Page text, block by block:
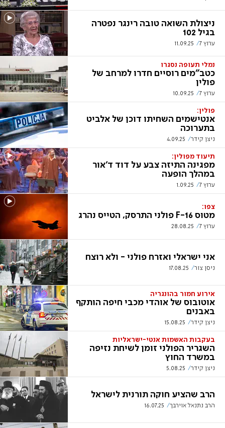
ניצולת השואה טובה רינגר נפטרה
בגיל 102
ערוץ 7 11.09.25
נמלי תעופה נסגרו
כטב"מים רוסיים חדרו למרחב של
פולין
ערוץ 7 10.09.25
פולין:
אנטישמים השחיתו דוכן של אלביט
בתערוכה
ניצן קידר 4.09.25
תיעוד מפולין:
מפגינה התיזה צבע על דוד ד'אור
במהלך הופעה
ערוץ 7 1.09.25
צפו:
מטוס F-16 פולני התרסק, הטייס נהרג
ערוץ 7 28.08.25
אני ישראלי ואזרח פולני - ולא רוצח
ניסן צור 17.08.25
אירוע חמור בהונגריה
אוטובוס של אוהדי מכבי חיפה הותקף
באבנים
ניצן קידר 15.08.25
בעקבות האשמות אנטי-ישראליות
השגריר הפולני זומן לשיחת נזיפה
במשרד החוץ
ניצן קידר 5.08.25
הרב שהציע חוקה תורנית לישראל
הרב נתנאל אוירבך 16.07.25